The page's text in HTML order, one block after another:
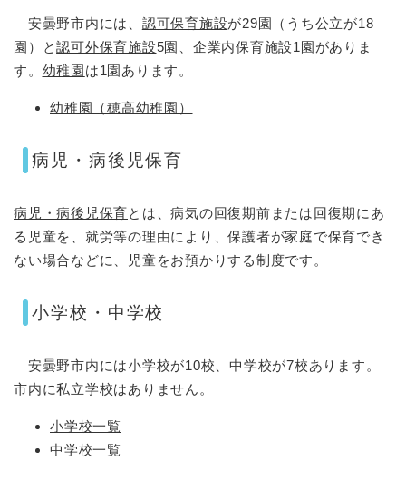
安曇野市内には、 認可保育施設が29園（うち公立が18
園）と認可外保育施設5園、企業内保育施設1園がありま
す。 幼稚園は1園あります。
幼稚園（穂高幼稚園）
病児・病後児保育
病児・病後児保育とは、病気の回復期前または回復期にあ
る児童を、就労等の理由により、保護者が家庭で保育でき
ない場合などに、児童をお預かりする制度です。
小学校・中学校
安曇野市内には小学校が10校、中学校が7校あります。
市内に私立学校はありません。
小学校一覧
中学校一覧